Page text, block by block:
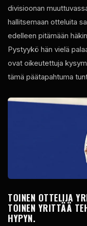
divisioonan
hallitsemaan otteluita
edelleen pitämään
Pystyykö hän vielä
ovat oikeutettuja
tämä päätapahtuma
TOINEN OTTELIJA
TOINEN YRITTÄÄ
HYPYN.